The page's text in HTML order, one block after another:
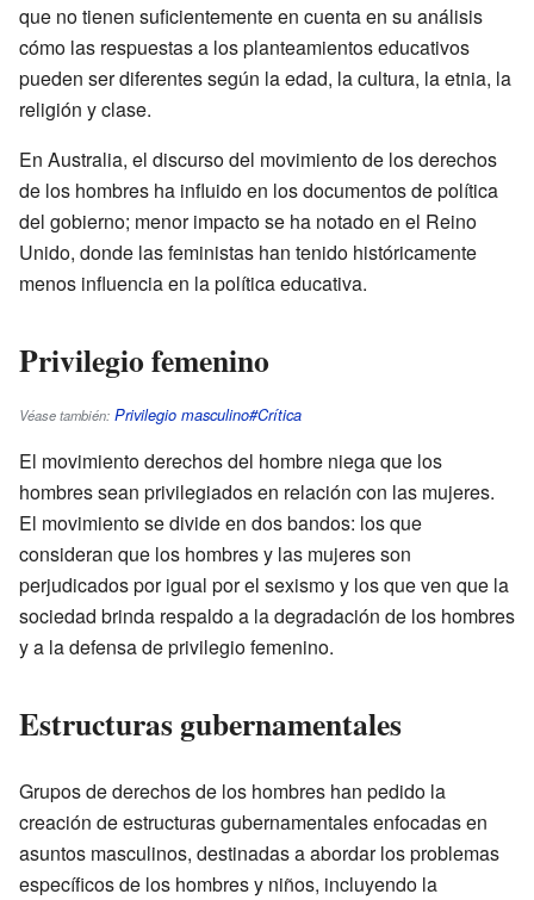
que no tienen suficientemente en cuenta en su análisis
cómo las respuestas a los planteamientos educativos
pueden ser diferentes según la edad, la cultura, la etnia, la
religión y clase.
En Australia, el discurso del movimiento de los derechos
de los hombres ha influido en los documentos de política
del gobierno; menor impacto se ha notado en el Reino
Unido, donde las feministas han tenido históricamente
menos influencia en la política educativa.
Privilegio femenino
Véase también: Privilegio masculino#Crítica
El movimiento derechos del hombre niega que los
hombres sean privilegiados en relación con las mujeres.
El movimiento se divide en dos bandos: los que
consideran que los hombres y las mujeres son
perjudicados por igual por el sexismo y los que ven que la
sociedad brinda respaldo a la degradación de los hombres
y a la defensa de privilegio femenino.
Estructuras gubernamentales
Grupos de derechos de los hombres han pedido la
creación de estructuras gubernamentales enfocadas en
asuntos masculinos, destinadas a abordar los problemas
específicos de los hombres y niños, incluyendo la